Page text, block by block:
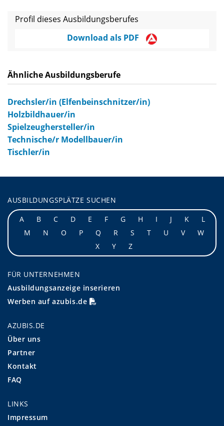
Profil dieses Ausbildungsberufes
Download als PDF
Ähnliche Ausbildungsberufe
Drechsler/in (Elfenbeinschnitzer/in)
Holzbildhauer/in
Spielzeughersteller/in
Technische/r Modellbauer/in
Tischler/in
AUSBILDUNGSPLÄTZE SUCHEN
A
B C D E F G H I J K
L
M
N O P Q R S T U V
W
X
Y Z
FÜR UNTERNEHMEN
Ausbildungsanzeige inserieren
Werben auf azubis.de
AZUBIS.DE
Über uns
Partner
Kontakt
FAQ
LINKS
Impressum